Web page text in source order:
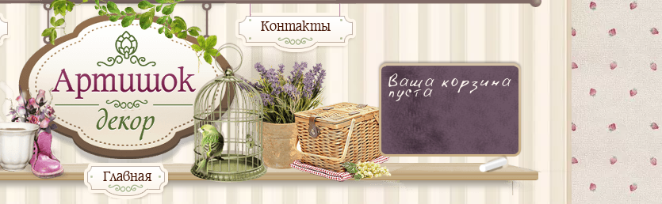
Контакты
Главная
Ваша корзина
пуста